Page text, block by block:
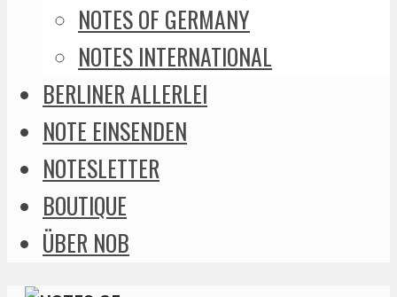
NOTES OF GERMANY
NOTES INTERNATIONAL
BERLINER ALLERLEI
NOTE EINSENDEN
NOTESLETTER
BOUTIQUE
ÜBER NOB